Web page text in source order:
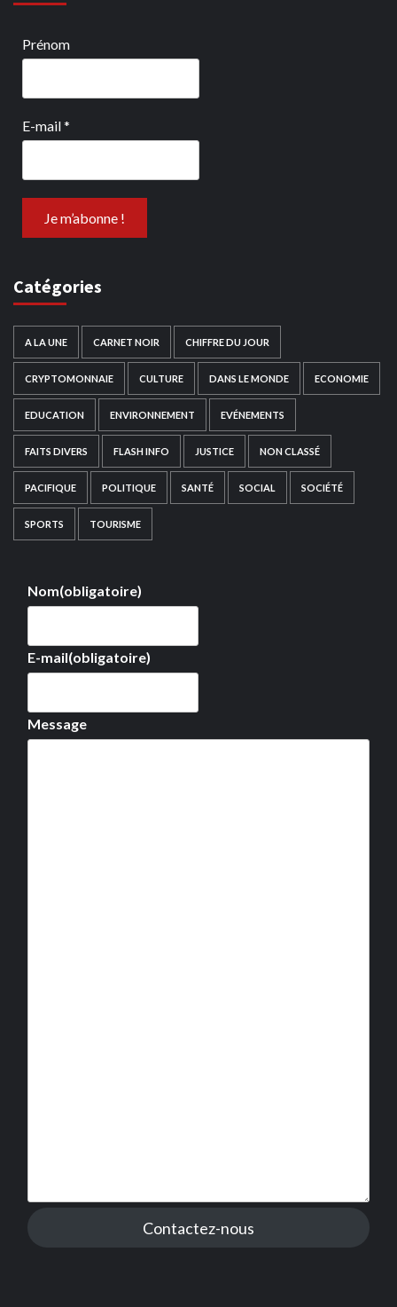
Prénom
E-mail*
Catégories
A LA UNE CARNET NOIR CHIFFRE DU JOUR
CRYPTOMONNAIE CULTURE DANS LE MONDE ECONOMIE
EDUCATION ENVIRONNEMENT EVÉNEMENTS
FAITS DIVERS FLASH INFO JUSTICE NON CLASSÉ
PACIFIQUE POLITIQUE SANTÉ SOCIAL SOCIÉTÉ
SPORTS TOURISME
Nom(obligatoire)
E-mail(obligatoire)
Message
Contactez-nous